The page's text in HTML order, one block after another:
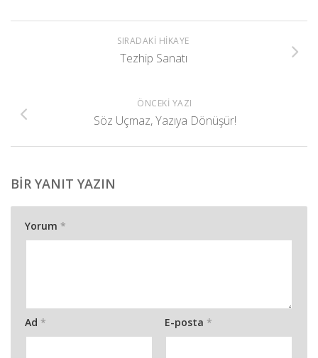
SIRADAKI HIKAYE
Tezhip Sanatı
ÖNCEKI YAZI
Söz Uçmaz, Yazıya Dönüşür!
BIR YANIT YAZIN
Yorum *
Ad * E-posta *